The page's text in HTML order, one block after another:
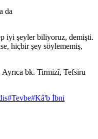
da
iyi şeyler biliyoruz, demişti.
hiçbir şey söylememiş,
bk. Tirmizî, Tefsiru
#Tevbe#Kâ'b İbni